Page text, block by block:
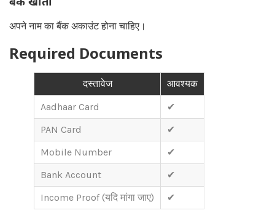
अपने नाम का बैंक अकाउंट होना चाहिए।
Required Documents
दस्तावेज
आवश्यक
Aadhaar Card
✔
PAN Card
✔
Mobile Number
✔
Bank Account
✔
Income Proof (यदि मांगा जाए)
✔